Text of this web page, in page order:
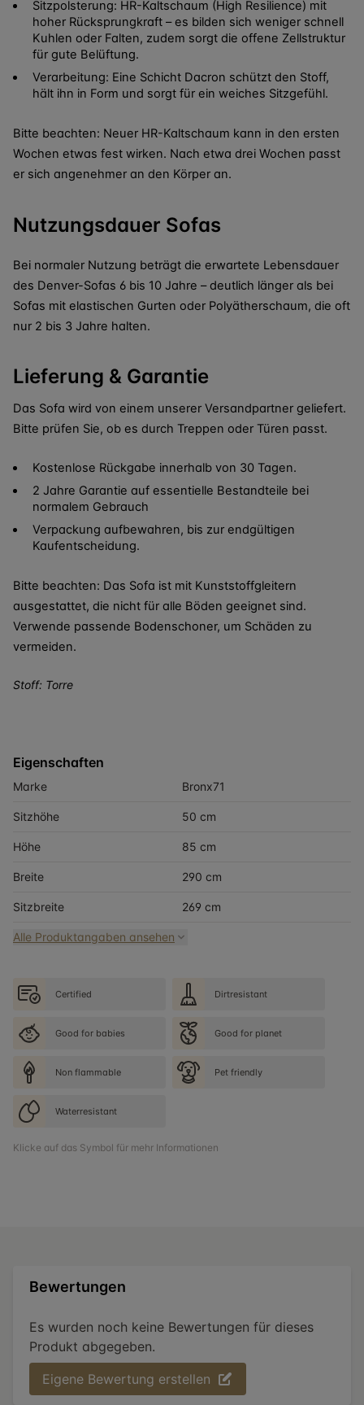
Sitzpolsterung: HR-Kaltschaum (High Resilience) mit
hoher Rücksprungkraft – es bilden sich weniger schnell
Kuhlen oder Falten, zudem sorgt die offene Zellstruktur
für gute Belüftung.
Verarbeitung: Eine Schicht Dacron schützt den Stoff,
hält ihn in Form und sorgt für ein weiches Sitzgefühl.
Bitte beachten: Neuer HR-Kaltschaum kann in den ersten
Wochen etwas fest wirken. Nach etwa drei Wochen passt
er sich angenehmer an den Körper an.
Nutzungsdauer Sofas
Bei normaler Nutzung beträgt die erwartete Lebensdauer
des Denver-Sofas 6 bis 10 Jahre – deutlich länger als bei
Sofas mit elastischen Gurten oder Polyätherschaum, die oft
nur 2 bis 3 Jahre halten.
Lieferung & Garantie
Das Sofa wird von einem unserer Versandpartner geliefert.
Bitte prüfen Sie, ob es durch Treppen oder Türen passt.
Kostenlose Rückgabe innerhalb von 30 Tagen.
2 Jahre Garantie auf essentielle Bestandteile bei
normalem Gebrauch
Verpackung aufbewahren, bis zur endgültigen
Kaufentscheidung.
Bitte beachten: Das Sofa ist mit Kunststoffgleitern
ausgestattet, die nicht für alle Böden geeignet sind.
Verwende passende Bodenschoner, um Schäden zu
vermeiden.
Stoff: Torre
Eigenschaften
Marke Bronx71
Sitzhöhe 50 cm
Höhe 85 cm
Breite 290 cm
Sitzbreite 269 cm
Alle Produktangaben ansehen
Certified Dirtresistant
Good for babies Good for planet
Non flammable Pet friendly
Waterresistant
Klicke auf das Symbol für mehr Informationen
Bewertungen
Es wurden noch keine Bewertungen für dieses
Produkt abgegeben.
Eigene Bewertung erstellen